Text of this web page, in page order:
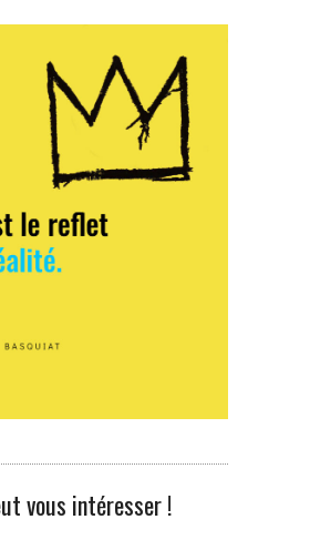
vous intéresser !